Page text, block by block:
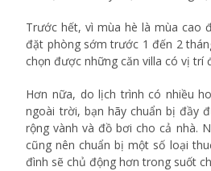
Trước hết, vì mùa hè là mùa cao
đặt phòng sớm trước 1 đến 2
chọn được những căn villa có vị trí
Hơn nữa, do lịch trình có nhiều
ngoài trời, bạn hãy chuẩn bị đầy
rộng vành và đồ bơi cho cả nhà.
cũng nên chuẩn bị một số loại
đình sẽ chủ động hơn trong suốt